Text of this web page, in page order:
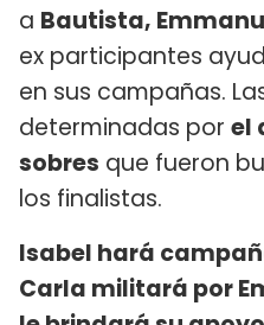
a Bautista,
ex participantes
en sus campañas.
determinadas por el
sobres que fueron
los finalistas.
Isabel hará
Carla militará por